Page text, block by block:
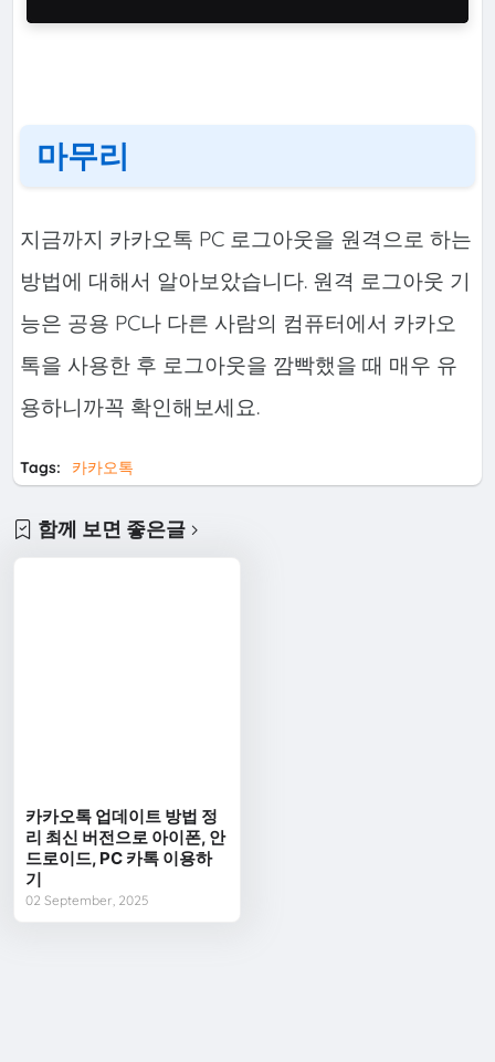
마무리
지금까지 카카오톡 PC 로그아웃을 원격으로 하는
방법에 대해서 알아보았습니다. 원격 로그아웃 기
능은 공용 PC나 다른 사람의 컴퓨터에서 카카오
톡을 사용한 후 로그아웃을 깜빡했을 때 매우 유
용하니까꼭 확인해보세요.
Tags: 카카오톡
함께 보면 좋은글
카카오톡 업데이트 방법 정
리 최신 버전으로 아이폰, 안
드로이드, PC 카톡 이용하
기
02 September, 2025